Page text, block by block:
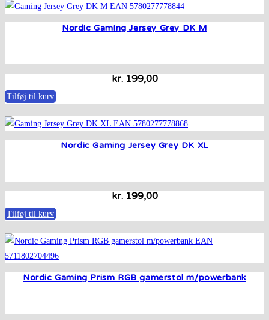
Nordic Gaming Jersey Grey DK M
kr.199,00
Tilføj til kurv
Nordic Gaming Jersey Grey DK XL
kr.199,00
Tilføj til kurv
Nordic Gaming Prism RGB gamerstol m/powerbank